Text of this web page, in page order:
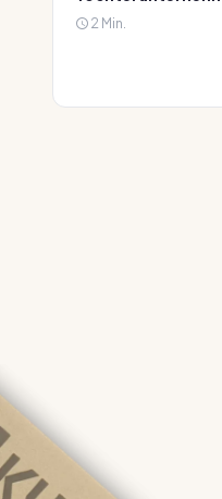
2 Min.